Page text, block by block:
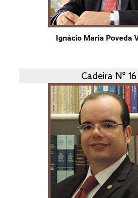
Ignácio Maria Poveda
Cadeira Nº 16